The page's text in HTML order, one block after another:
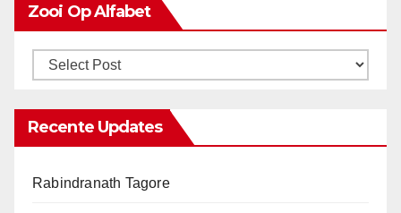
Zooi Op Alfabet
Recente Updates
Rabindranath Tagore